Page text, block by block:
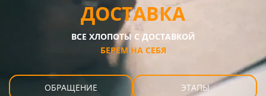
ДОСТАВКА
ВСЕ ХЛОПОТЫ С ДОСТАВКОЙ
БЕРЕМ НА СЕБЯ
ОБРАЩЕНИЕ ЭТАПЫ